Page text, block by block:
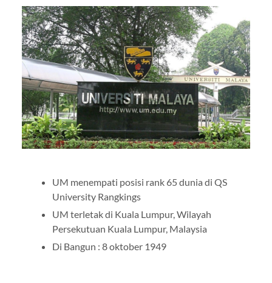
UM menempati posisi rank 65 dunia di QS
University Rangkings
UM terletak di Kuala Lumpur, Wilayah
Persekutuan Kuala Lumpur, Malaysia
Di Bangun : 8 oktober 1949